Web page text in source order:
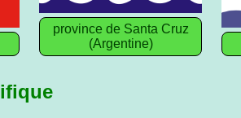
province de Santa Cruz
(Argentine)